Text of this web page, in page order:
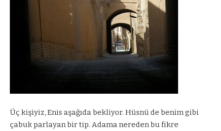
Üç kişiyiz, Enis aşağıda bekliyor. Hüsnü de benim gibi
çabuk parlayan bir tip. Adama nereden bu fikre